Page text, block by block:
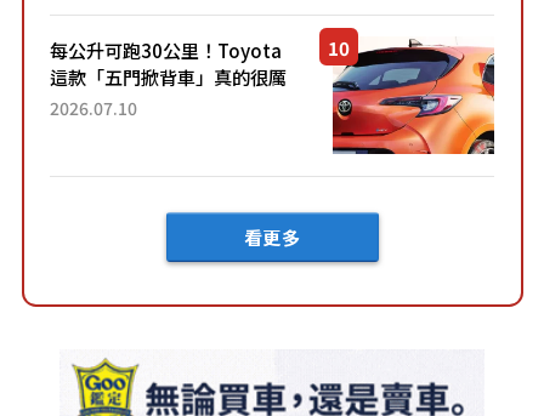
車？...
每公升可跑30公里！Toyota
這款「五門掀背車」真的很厲
害！ 擁有全長4.3公尺的「剛剛
2026.07.10
看更多